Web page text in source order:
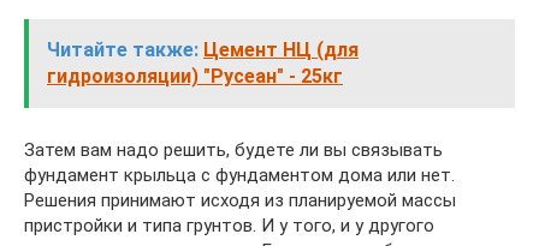
Читайте также: Цемент НЦ (для
гидроизоляции) "Русеан" - 25кг
Затем вам надо решить, будете ли вы связывать
фундамент крыльца с фундаментом дома или нет.
Решения принимают исходя из планируемой массы
пристройки и типа грунтов. И у того, и у другого